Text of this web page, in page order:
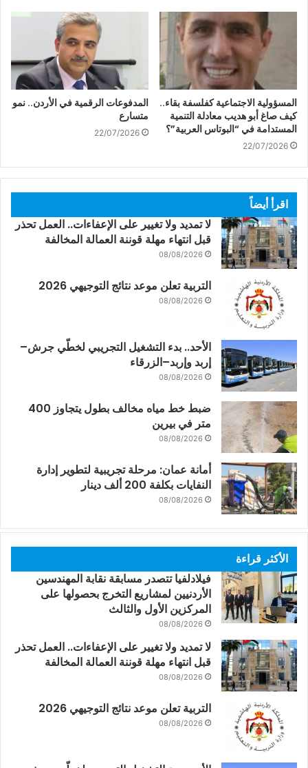
المسؤولية الاجتماعية كفلسفة بقاء..
كيف صاغ أبو هديب معادلة التنمية
المستدامة في “البوتاس العربية”؟
22/07/2026
المدفوعات الرقمية في الأردن.. نمو
متسارع
22/07/2026
اقرأ أيضاً
لا تمديد ولا تغيير على الإعفاءات.. العمل تحذر
قبل انتهاء مهلة قوننة العمالة المخالفة
08/08/2026
التربية تعلن موعد نتائج التوجيهي 2026
08/08/2026
الأحد.. بدء التشغيل التجريبي لخطّي جرش–
إربد وإربد–الزرقاء
08/08/2026
ضبط خط مياه مخالف بطول يتجاوز 400
متر في بيرين
08/08/2026
أمانة عمان: مرحلة تجريبية لتطوير إدارة
النفايات بكلفة 200 ألف دينار
08/08/2026
الأكثر قراءة
فيلادلفيا تتصدر مسابقة نقابة المهندسين
الأردنيين لمشاريع التخرج بحصولها على
المركزين الأول والثالث
08/08/2026
لا تمديد ولا تغيير على الإعفاءات.. العمل تحذر
قبل انتهاء مهلة قوننة العمالة المخالفة
08/08/2026
التربية تعلن موعد نتائج التوجيهي 2026
08/08/2026